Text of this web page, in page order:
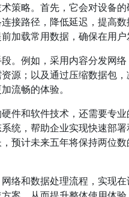
策略。首先，它会对设备
接路径，降低延迟，提高
加载常用数据，确保在用户
。例如，采用内容分发网
源；以及通过压缩数据包
流畅的体验。
件和软件技术，还需要专
统，帮助企业实现快速部
预计未来五年将保持两位
络和数据处理流程，实现在